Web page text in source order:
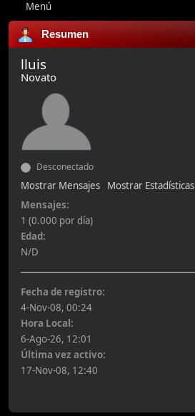
Menú
Resumen
lluis
Novato
Desconectado
Mostrar Mensajes
Mostrar Estadísticas
Mensajes:
1 (0.000 por día)
Edad:
N/D
Fecha de registro:
4-Nov-08, 00:24
Hora Local:
6-Ago-26, 12:01
Última vez activo:
17-Nov-08, 12:40